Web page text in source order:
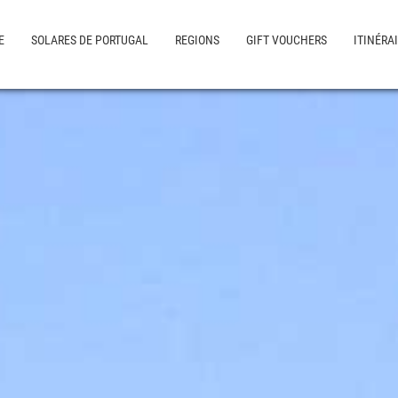
SOLARES DE PORTUGAL REGIONS GIFT VOUCHERS